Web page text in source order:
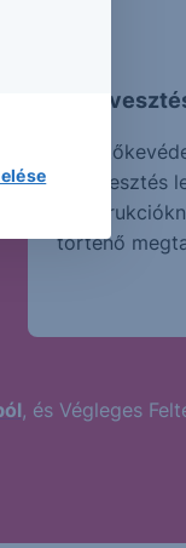
Nem
tőkevesztés
történő
, és Végleges